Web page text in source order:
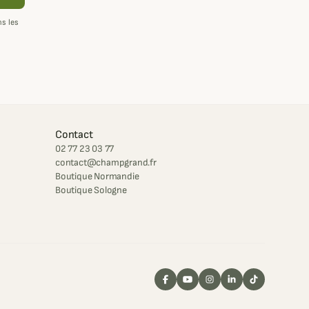
les
Contact
02 77 23 03 77
contact@champgrand.fr
Boutique Normandie
Boutique Sologne